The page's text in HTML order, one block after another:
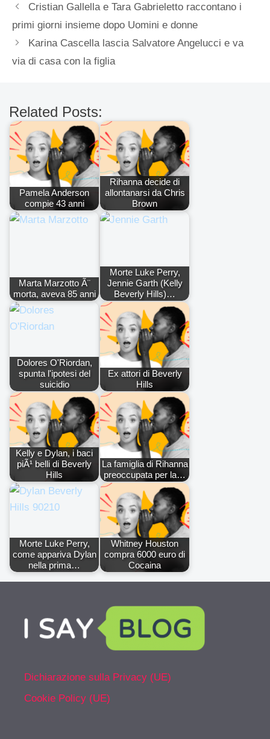
Cristian Gallella e Tara Gabrieletto raccontano i
primi giorni insieme dopo Uomini e donne
Karina Cascella lascia Salvatore Angelucci e va
via di casa con la figlia
Related Posts:
Pamela Anderson
compie 43 anni
Rihanna decide di
allontanarsi da Chris
Brown
Marta Marzotto Ã¨
morta, aveva 85 anni
Morte Luke Perry,
Jennie Garth (Kelly
Beverly Hills)…
Dolores O'Riordan,
spunta l'ipotesi del
suicidio
Ex attori di Beverly
Hills
Kelly e Dylan, i baci
piÃ¹ belli di Beverly
Hills
La famiglia di Rihanna
preoccupata per la…
Morte Luke Perry,
come appariva Dylan
nella prima…
Whitney Houston
compra 6000 euro di
Cocaina
Dichiarazione sulla Privacy (UE)
Cookie Policy (UE)